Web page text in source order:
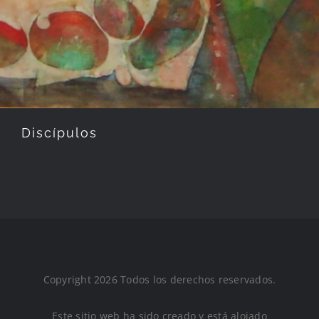
Discípulos
Copyright 2026 Todos los derechos reservados.
Este sitio web ha sido creado y está alojado